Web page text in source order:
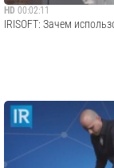
HD 00:02:11
IRISOFT: Зачем